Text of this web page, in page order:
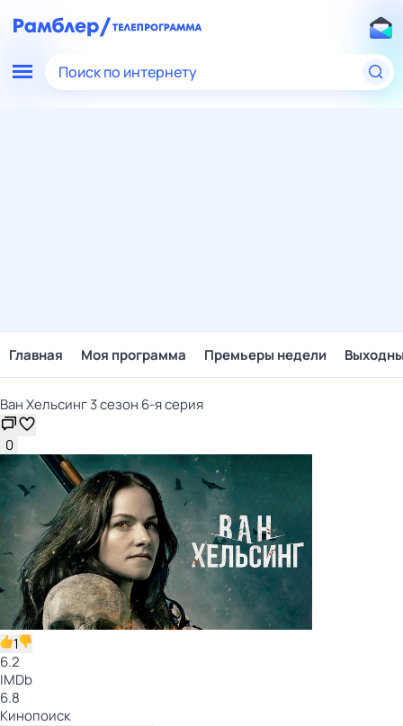
Поиск по интернету
Главная Моя программа Премьеры недели
Ван Хельсинг 3 сезон 6-я серия
0
1
6.2
IMDb
6.8
Кинопоиск